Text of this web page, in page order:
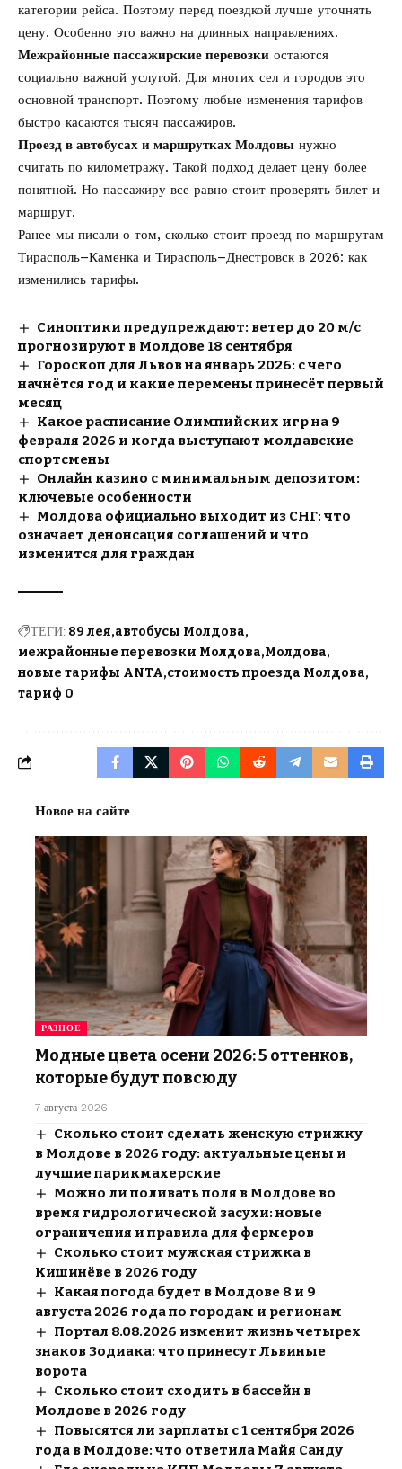
категории рейса. Поэтому перед поездкой лучше уточнять
цену. Особенно это важно на длинных направлениях.
Межрайонные пассажирские перевозки остаются
социально важной услугой. Для многих сел и городов это
основной транспорт. Поэтому любые изменения тарифов
быстро касаются тысяч пассажиров.
Проезд в автобусах и маршрутках Молдовы нужно
считать по километражу. Такой подход делает цену более
понятной. Но пассажиру все равно стоит проверять билет и
маршрут.
Ранее мы писали о том, сколько стоит проезд по маршрутам
Тирасполь–Каменка и Тирасполь–Днестровск в 2026: как
изменились тарифы.
Синоптики предупреждают: ветер до 20 м/с
прогнозируют в Молдове 18 сентября
Гороскоп для Львов на январь 2026: с чего
начнётся год и какие перемены принесёт первый
месяц
Какое расписание Олимпийских игр на 9
февраля 2026 и когда выступают молдавские
спортсмены
Онлайн казино с минимальным депозитом:
ключевые особенности
Молдова официально выходит из СНГ: что
означает денонсация соглашений и что
изменится для граждан
ТЕГИ: 89 лея автобусы Молдова
межрайонные перевозки Молдова Молдова
новые тарифы ANTA стоимость проезда Молдова
тариф 0
Новое на сайте
РАЗНОЕ
Модные цвета осени 2026: 5 оттенков,
которые будут повсюду
7 августа 2026
Сколько стоит сделать женскую стрижку
в Молдове в 2026 году: актуальные цены и
лучшие парикмахерские
Можно ли поливать поля в Молдове во
время гидрологической засухи: новые
ограничения и правила для фермеров
Сколько стоит мужская стрижка в
Кишинёве в 2026 году
Какая погода будет в Молдове 8 и 9
августа 2026 года по городам и регионам
Портал 8.08.2026 изменит жизнь четырех
знаков Зодиака: что принесут Львиные
ворота
Сколько стоит сходить в бассейн в
Молдове в 2026 году
Повысятся ли зарплаты с 1 сентября 2026
года в Молдове: что ответила Майя Санду